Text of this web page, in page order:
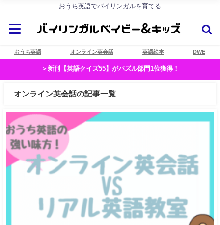
おうち英語でバイリンガルを育てる
おうち英語 オンライン英会話 英語絵本 DWE
＞新刊【英語クイズ55】がパズル部門1位獲得！
オンライン英会話の記事一覧